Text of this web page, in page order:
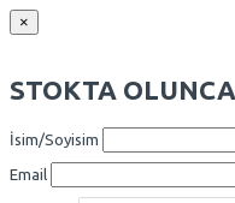
×
STOKTA
İsim/Soyisim
Email